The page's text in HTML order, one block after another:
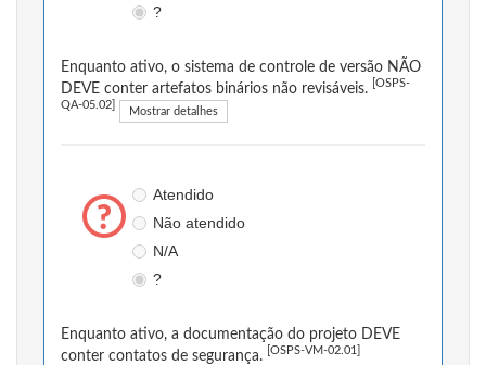
?
Enquanto ativo, o sistema de controle de versão NÃO
DEVE conter artefatos binários não revisáveis.
[OSPS-
QA-05.02] Mostrar detalhes
Atendido
Não atendido
N/A
?
Enquanto ativo, a documentação do projeto DEVE
conter contatos de segurança.
[OSPS-VM-02.01]